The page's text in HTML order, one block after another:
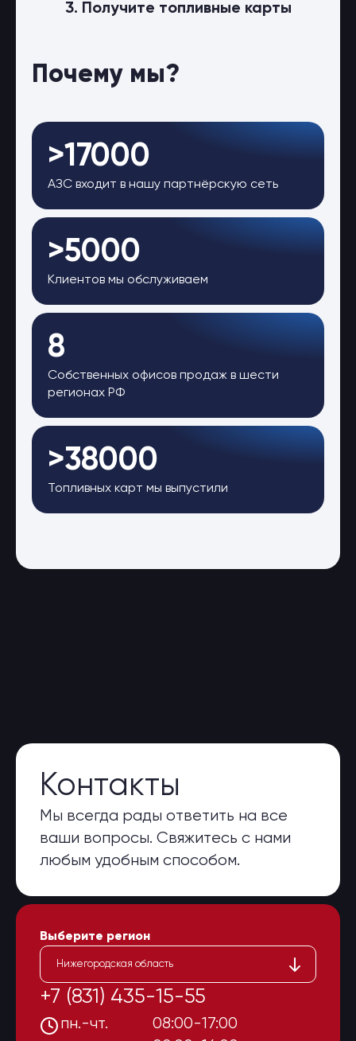
3. Получите топливные карты
Почему мы?
>17000
АЗС входит в нашу партнёрскую сеть
>5000
Клиентов мы обслуживаем
8
Собственных офисов продаж в шести
регионах РФ
>38000
Топливных карт мы выпустили
Контакты
Мы всегда рады ответить на все
ваши вопросы. Свяжитесь с нами
любым удобным способом.
Выберите регион
Нижегородская область
+7 (831) 435-15-55
пн.-чт.
08:00-17:00